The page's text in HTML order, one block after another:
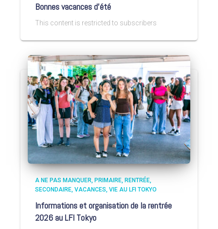
Bonnes vacances d’été
This content is restricted to subscribers
A NE PAS MANQUER PRIMAIRE RENTRÉE
SECONDAIRE VACANCES VIE AU LFI TOKYO
Informations et organisation de la rentrée
2026 au LFI Tokyo